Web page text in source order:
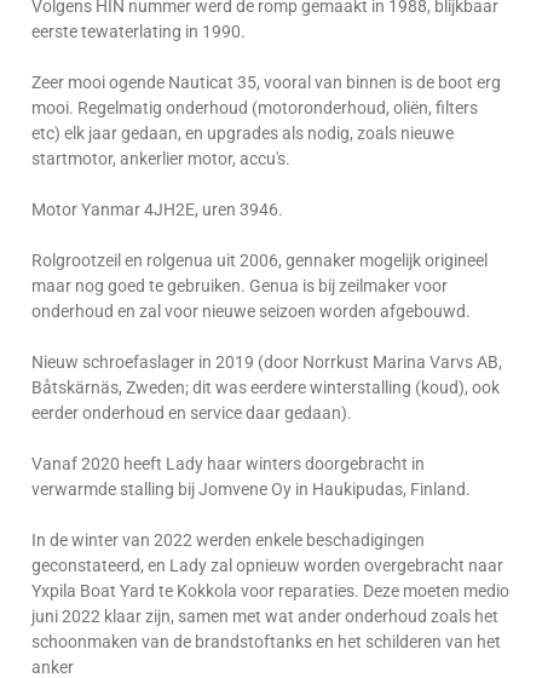
Volgens HIN nummer werd de romp gemaakt in 1988, blijkbaar
eerste tewaterlating in 1990.
Zeer mooi ogende Nauticat 35, vooral van binnen is de boot erg
mooi. Regelmatig onderhoud (motoronderhoud, oliën, filters
etc) elk jaar gedaan, en upgrades als nodig, zoals nieuwe
startmotor, ankerlier motor, accu's.
Motor Yanmar 4JH2E, uren 3946.
Rolgrootzeil en rolgenua uit 2006, gennaker mogelijk origineel
maar nog goed te gebruiken. Genua is bij zeilmaker voor
onderhoud en zal voor nieuwe seizoen worden afgebouwd.
Nieuw schroefaslager in 2019 (door Norrkust Marina Varvs AB,
Båtskärnäs, Zweden; dit was eerdere winterstalling (koud), ook
eerder onderhoud en service daar gedaan).
Vanaf 2020 heeft Lady haar winters doorgebracht in
verwarmde stalling bij Jomvene Oy in Haukipudas, Finland.
In de winter van 2022 werden enkele beschadigingen
geconstateerd, en Lady zal opnieuw worden overgebracht naar
Yxpila Boat Yard te Kokkola voor reparaties. Deze moeten medio
juni 2022 klaar zijn, samen met wat ander onderhoud zoals het
schoonmaken van de brandstoftanks en het schilderen van het
anker